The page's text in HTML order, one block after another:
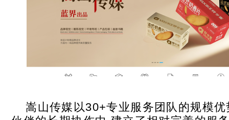
嵩山传媒以30+专业服务团队的规模